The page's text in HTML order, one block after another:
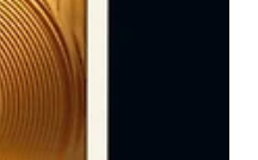
용되고 있는 장소 1. 주거시설의